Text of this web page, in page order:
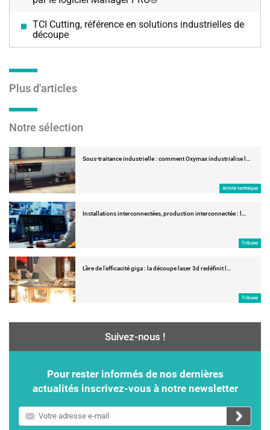
TCI Cutting, référence en solutions industrielles de
découpe
Plus d'articles
Notre sélection
Sous-traitance industrielle : comment Oxymax industrialise l…
Article technique
Installations interconnectées, production interconnectée : l…
Tribune
L’ère de l’efficacité giga : la découpe laser 3d redéfinit l…
Tribune
Suivez-nous !
Pour rester informés de nos dernières
actualités inscrivez-vous à notre newsletter
Votre
adresse